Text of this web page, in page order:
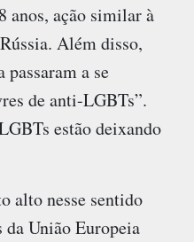
anos, ação similar à
Além disso,
passaram a se
de anti-LGBTs”.
estão deixando
alto nesse sentido
da União Europeia